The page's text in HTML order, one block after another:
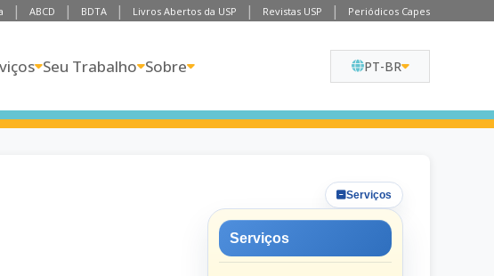
ABCD BDTA Livros Abertos da USP Revistas USP Periódicos Capes
Seu Trabalho Sobre PT-BR
Serviços
Serviços